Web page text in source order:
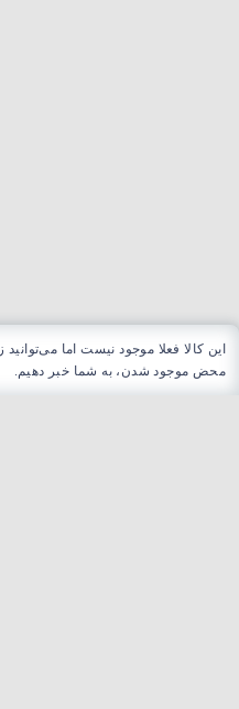
این کالا فعلا موجود نیست اما می‌توانید
محض موجود شدن، به شما خبر دهیم.